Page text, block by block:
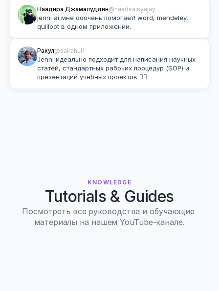
Наадира Джамалуддин@naadiraisyajay
jenni ai мне ооочень помогает! word, mendeley,
quillbot в одном приложении.
Рахул@sairahul1
Jenni идеально подходит для написания научных
статей, стандартных рабочих процедур (SOP) и
презентаций учебных проектов 👌🏽
KNOWLEDGE
Tutorials & Guides
Посмотреть все руководства и обучающие
материалы на нашем YouTube-канале.